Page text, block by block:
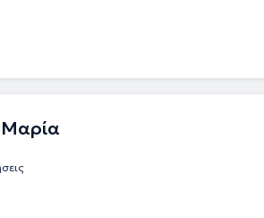
Επιμελήτρια Παθολόγος στη Ζ΄ Παθολογική
και ερευνητικό της ενδιαφέρον καλύπτει